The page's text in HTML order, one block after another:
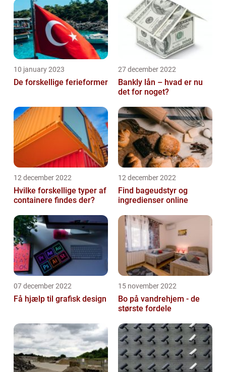
10 january 2023
De forskellige ferieformer
27 december 2022
Bankly lån – hvad er nu
det for noget?
12 december 2022
Hvilke forskellige typer af
containere findes der?
12 december 2022
Find bageudstyr og
ingredienser online
07 december 2022
Få hjælp til grafisk design
15 november 2022
Bo på vandrehjem - de
største fordele